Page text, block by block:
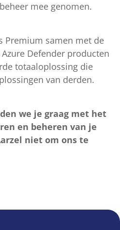
mee genomen.
Premium samen met de
Defender producten
totaaloplossing die
van derden.
we je graag met het
en beheren van je
niet om ons te